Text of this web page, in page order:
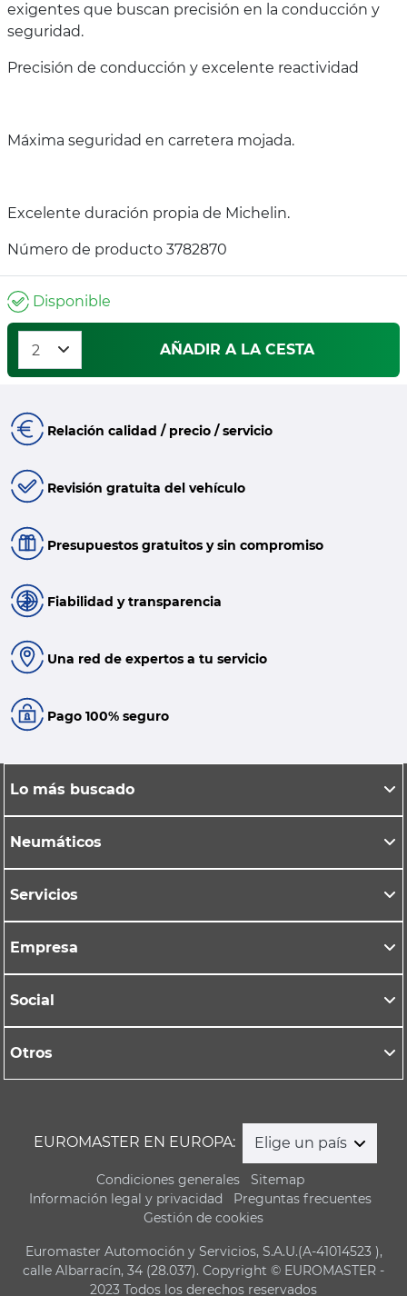
exigentes que buscan precisión en la conducción y
seguridad.
Precisión de conducción y excelente reactividad
Máxima seguridad en carretera mojada.
Excelente duración propia de Michelin.
Número de producto 3782870
Disponible
AÑADIR A LA CESTA
Relación calidad / precio / servicio
Revisión gratuita del vehículo
Presupuestos gratuitos y sin compromiso
Fiabilidad y transparencia
Una red de expertos a tu servicio
Pago 100% seguro
Lo más buscado
Neumáticos
Servicios
Empresa
Social
Otros
EUROMASTER EN EUROPA: Elige un país
Condiciones generales
Sitemap
Información legal y privacidad
Preguntas frecuentes
Gestión de cookies
Euromaster Automoción y Servicios, S.A.U.(A-41014523 ),
calle Albarracín, 34 (28.037). Copyright © EUROMASTER -
2023 Todos los derechos reservados